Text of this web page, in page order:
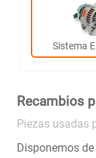
Sistema
Recambios
Piezas usadas
Disponemos